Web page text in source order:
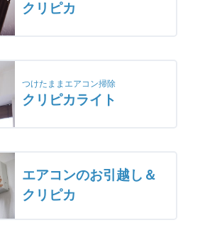
クリピカ
つけたままエアコン掃除
クリピカライト
エアコンのお引越し＆
クリピカ